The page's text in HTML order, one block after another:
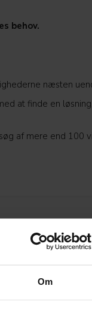
Om
behov.
næsten
at finde en
af mere end 100
også
hvis de har et
med et af
huller og mange
snak med os. Så
der passer